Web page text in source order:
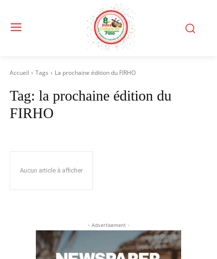
Accueil Tags La prochaine édition du FIRHO
Tag: la prochaine édition du
FIRHO
Aucun article à afficher
- Advertisement -